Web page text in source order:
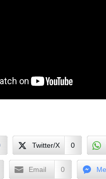
Twitter/X 0
Email 0